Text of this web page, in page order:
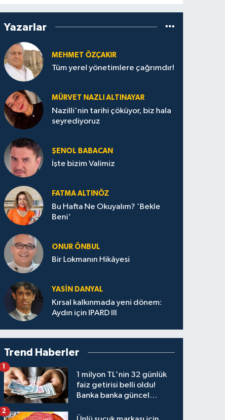
Yazarlar
MEHMET ÖZÇAKIR
Tüm yerel yönetimlere çağrımdır!
MÜRVET NAZLI ALTINAYAR
Nazilli'nin tarihi çöküyor, biz hala
seyrediyoruz
ŞENOL BABACAN
İşte bizim Valimiz
FATMA ALTINÖZ
Bu Hafta Ne Okuyalım? 'Bekle
Beni'
ONUR ÖNBUL
Bir Lokmanın Hikâyesi
YASIN DANYAL
Kırsal kalkınmada yeni dönem:
Aydın için IPARD III
Trend Haberler
1 milyon TL'nin 32 günlük
faiz getirisi belli oldu!
Banka banka güncel
1
2